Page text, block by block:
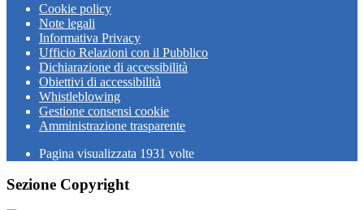
Cookie policy
Note legali
Informativa Privacy
Ufficio Relazioni con il Pubblico
Dichiarazione di accessibilità
Obiettivi di accessibilità
Whistleblowing
Gestione consensi cookie
Amministrazione trasparente
Pagina visualizzata 1931 volte
Sezione Copyright